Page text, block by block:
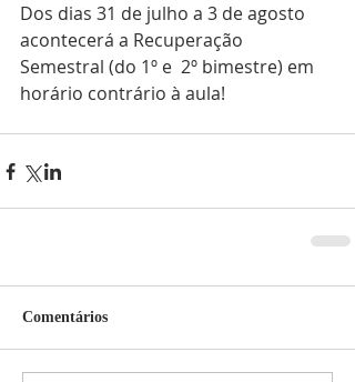
Dos dias 31 de julho a 3 de agosto
acontecerá a Recuperação
Semestral (do 1º e  2º bimestre) em
horário contrário à aula!
Comentários